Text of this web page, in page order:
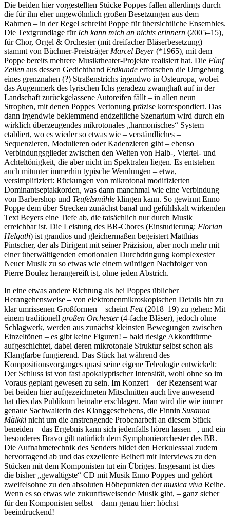
Die beiden hier vorgestellten Stücke Poppes fallen allerdings durch
die für ihn eher ungewöhnlich großen Besetzungen aus dem
Rahmen – in der Regel schreibt Poppe für übersichtliche Ensembles.
Die Textgrundlage für Ich kann mich an nichts erinnern (2005–15),
für Chor, Orgel & Orchester (mit dreifacher Bläserbesetzung)
stammt von Büchner-Preisträger Marcel Beyer(*1965), mit dem
Poppe bereits mehrere Musiktheater-Projekte realisiert hat. Die Fünf
Zeilen aus dessen Gedichtband Erdkunde erforschen die Umgebung
eines grenznahen (?) Straßenstrichs irgendwo in Osteuropa, wobei
das Augenmerk des lyrischen Ichs geradezu zwanghaft auf in der
Landschaft zurückgelassene Autoreifen fällt – in allen neun
Strophen, mit denen Poppes Vertonung präzise korrespondiert. Das
dann irgendwie beklemmend endzeitliche Szenarium wird durch ein
wirklich überzeugendes mikrotonales „harmonisches“ System
etabliert, wo es wieder so etwas wie – verständliches –
Sequenzieren, Modulieren oder Kadenzieren gibt – ebenso
Verbindungsglieder zwischen den Welten von Halb-, Viertel- und
Achteltönigkeit, die aber nicht im Spektralen liegen. Es entstehen
auch mitunter immerhin typische Wendungen – etwa,
versimplifiziert: Rückungen von mikrotonal modifizierten
Dominantseptakkorden, was dann manchmal wie eine Verbindung
von Barbershop und Teufelsmühle klingen kann. So gewinnt Enno
Poppe dem über Strecken zunächst banal und gefühlskalt wirkenden
Text Beyers eine Tiefe ab, die tatsächlich nur durch Musik
erreichbar ist. Die Leistung des BR-Chores (Einstudierung: Florian
Helgath) ist grandios und gleichermaßen begeistert Matthias
Pintscher, der als Dirigent mit seiner Präzision, aber noch mehr mit
einer überwältigenden emotionalen Durchdringung komplexester
Neuer Musik zu so etwas wie einem würdigen Nachfolger von
Pierre Boulez herangereift ist, ohne jeden Abstrich.
In eine etwas andere Richtung als bei Poppes üblicher
Herangehensweise – von elektronenmikroskopischen Details hin zu
klar umrissenen Großformen – scheint Fett(2018–19) zu gehen: Mit
einem traditionell großen Orchester(4-fache Bläser), jedoch ohne
Schlagwerk, werden aus zunächst kleinsten Bewegungen zwischen
Einzeltönen – es gibt keine Figuren! – bald riesige Akkordtürme
aufgeschichtet, dabei deren mikrotonale Struktur selbst schon als
Klangfarbe fungierend. Das Stück hat während des
Kompositionsvorganges quasi seine eigene Teleologie entwickelt:
Der Schluss ist von fast apokalyptischer Intensität, wohl ohne so im
Voraus geplant gewesen zu sein. Im Konzert – der Rezensent war
bei beiden hier aufgezeichneten Mitschnitten auch live anwesend –
hat dies das Publikum beinahe erschlagen. Man wird die wie immer
genaue Sachwalterin des Klanggeschehens, die Finnin Susanna
Mälkki nicht um die anstrengende Probenarbeit an diesem Stück
beneiden – das Ergebnis kann sich jedenfalls hören lassen –, und ein
besonderes Bravo gilt natürlich dem Symphonieorchester des BR.
Die Aufnahmetechnik des Senders bildet den Herkulessaal zudem
hervorragend ab und das exzellente Beiheft mit Interviews zu den
Stücken mit dem Komponisten tut ein Übriges. Insgesamt ist dies
die bisher „gewaltigste“ CD mit Musik Enno Poppes und gehört
zweifelsohne zu den absoluten Höhepunkten dermusica viva Reihe.
Wenn es so etwas wie zukunftsweisende Musik gibt, – ganz sicher
für den Komponisten selbst – dann genau hier: höchst
beeindruckend!